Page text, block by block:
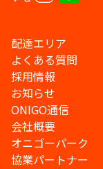
配達エリア
よくある質問
採用情報
お知らせ
ONIGO通信
会社概要
オニゴーパーク
協業パートナー